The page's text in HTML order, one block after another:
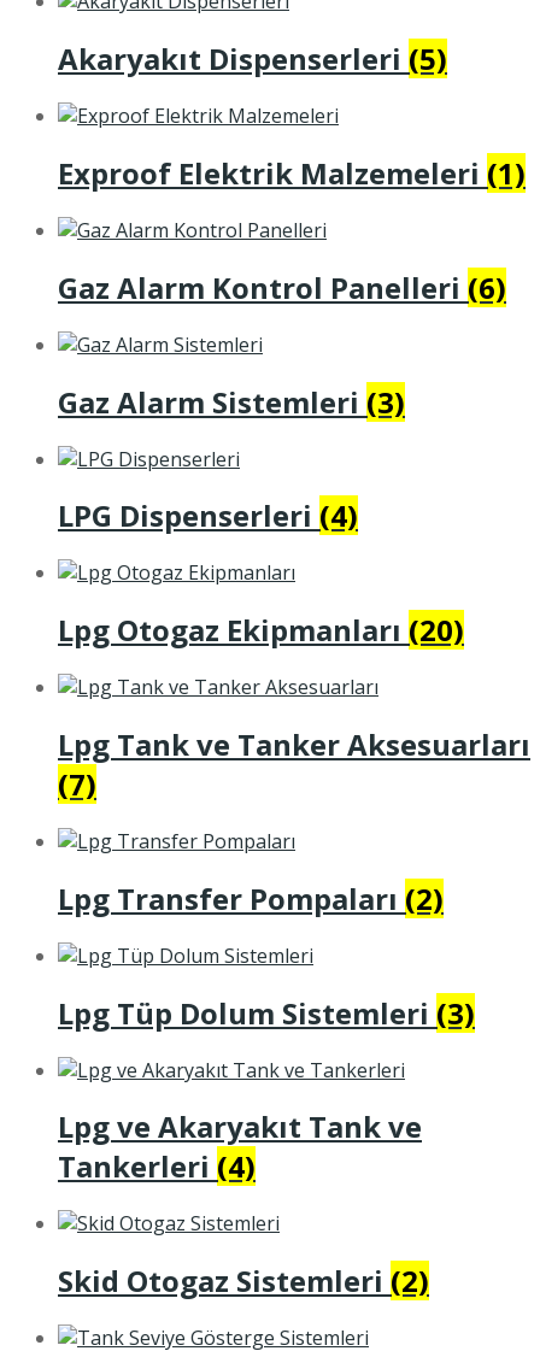
Akaryakıt Dispenserleri (5)
Exproof Elektrik Malzemeleri (1)
Gaz Alarm Kontrol Panelleri (6)
Gaz Alarm Sistemleri (3)
LPG Dispenserleri (4)
Lpg Otogaz Ekipmanları (20)
Lpg Tank ve Tanker Aksesuarları
(7)
Lpg Transfer Pompaları (2)
Lpg Tüp Dolum Sistemleri (3)
Lpg ve Akaryakıt Tank ve
Tankerleri (4)
Skid Otogaz Sistemleri (2)